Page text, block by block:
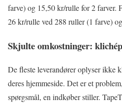
farve) og 15,50 kr/rulle for 2 farver.
26 kr/rulle ved 288 ruller (1 farve)
Skjulte omkostninger:
De fleste leverandører oplyser ikke
deres hjemmeside. Det er et
spørgsmål, en indkøber stiller.